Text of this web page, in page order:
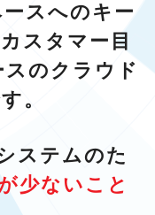
スへのキー
スタマー目
のクラウド
。
ステムのた
少ないこと